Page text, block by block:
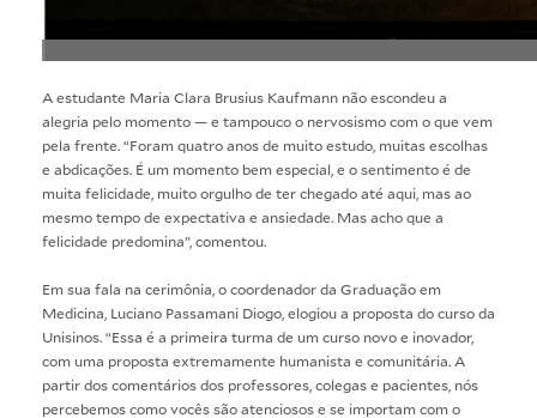
A estudante Maria Clara Brusius Kaufmann não escondeu a
alegria pelo momento — e tampouco o nervosismo com o que vem
pela frente. “Foram quatro anos de muito estudo, muitas escolhas
e abdicações. É um momento bem especial, e o sentimento é de
muita felicidade, muito orgulho de ter chegado até aqui, mas ao
mesmo tempo de expectativa e ansiedade. Mas acho que a
felicidade predomina”, comentou.
Em sua fala na cerimônia, o coordenador da Graduação em
Medicina, Luciano Passamani Diogo, elogiou a proposta do curso da
Unisinos. “Essa é a primeira turma de um curso novo e inovador,
com uma proposta extremamente humanista e comunitária. A
partir dos comentários dos professores, colegas e pacientes, nós
percebemos como vocês são atenciosos e se importam com o